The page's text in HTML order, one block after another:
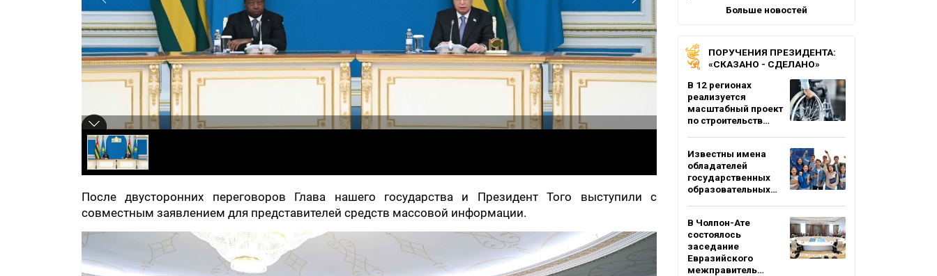
После двусторонних переговоров Глава нашего государства и Президент Того выступили с
совместным заявлением для представителей средств массовой информации.
Больше новостей
ПОРУЧЕНИЯ ПРЕЗИДЕНТА:
«СКАЗАНО - СДЕЛАНО»
В 12 регионах
реализуется
масштабный проект
по строительств…
Известны имена
обладателей
государственных
образовательных…
В Чолпон-Ате
состоялось
заседание
Евразийского
межправитель…